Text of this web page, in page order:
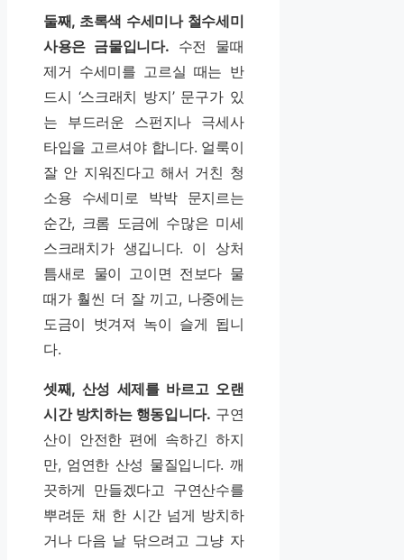
둘째, 초록색 수세미나 철수세미
사용은 금물입니다. 수전 물때
제거 수세미를 고르실 때는 반
드시 ‘스크래치 방지’ 문구가 있
는 부드러운 스펀지나 극세사
타입을 고르셔야 합니다. 얼룩이
잘 안 지워진다고 해서 거친 청
소용 수세미로 박박 문지르는
순간, 크롬 도금에 수많은 미세
스크래치가 생깁니다. 이 상처
틈새로 물이 고이면 전보다 물
때가 훨씬 더 잘 끼고, 나중에는
도금이 벗겨져 녹이 슬게 됩니
다.
셋째, 산성 세제를 바르고 오랜
시간 방치하는 행동입니다. 구연
산이 안전한 편에 속하긴 하지
만, 엄연한 산성 물질입니다. 깨
끗하게 만들겠다고 구연산수를
뿌려둔 채 한 시간 넘게 방치하
거나 다음 날 닦으려고 그냥 자